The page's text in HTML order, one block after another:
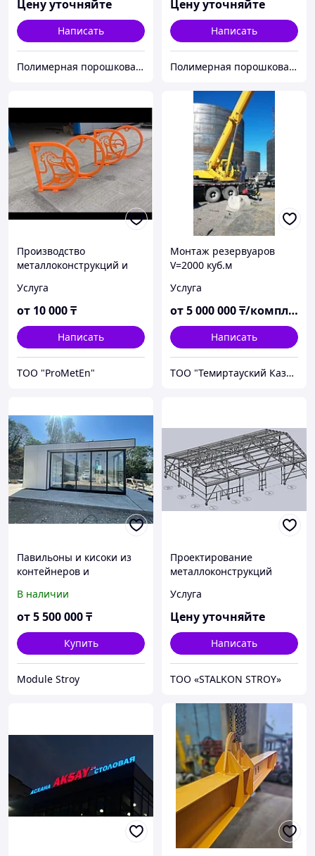
Цену уточняйте
Написать
Полимерная порошковая покраска Алматы. Красим металл 12 метров. Алматыдағы полимерлі ұнтақ бояу.
Цену уточняйте
Написать
Полимерная порошковая покраска Алматы. Красим металл 12 метров. Алматыдағы полимерлі ұнтақ бояу.
Производство
металлоконструкций и
заказ
Услуга
от 10 000₸
Написать
ТОО "ProMetEn"
Монтаж резервуаров
V=2000 куб.м
Услуга
от5 000 000₸/комплект
Написать
ТОО "Темиртауский КазМеханоМонтаж N1 KZ"
Павильоны и кисоки из
контейнеров и
наличии и на заказ!
В наличии
от5 500 000₸
Купить
Module Stroy
Проектирование
металлоконструкций
Услуга
Цену уточняйте
Написать
ТОО «STALKON STROY»